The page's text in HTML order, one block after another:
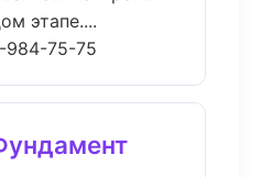
этапе....
984-75-75